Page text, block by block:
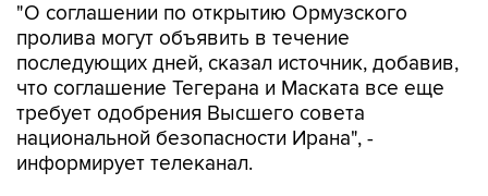
"О соглашении по открытию Ормузского
пролива могут объявить в течение
последующих дней, сказал источник, добавив,
что соглашение Тегерана и Маската все еще
требует одобрения Высшего совета
национальной безопасности Ирана", -
информирует телеканал.